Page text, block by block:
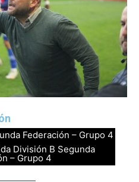
Federación – Grupo 4
División B Segunda
– Grupo 4